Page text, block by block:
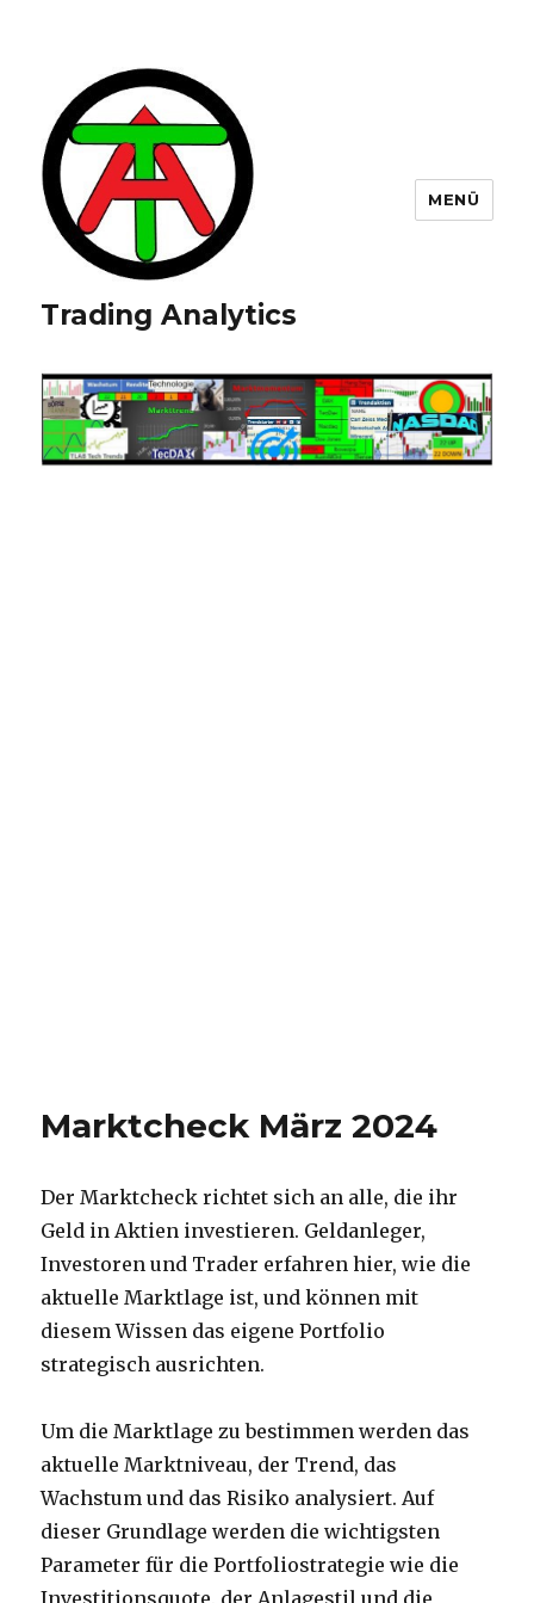
Trading Analytics
MENÜ
Marktcheck März 2024
Der Marktcheck richtet sich an alle, die ihr
Geld in Aktien investieren. Geldanleger,
Investoren und Trader erfahren hier, wie die
aktuelle Marktlage ist, und können mit
diesem Wissen das eigene Portfolio
strategisch ausrichten.
Um die Marktlage zu bestimmen werden das
aktuelle Marktniveau, der Trend, das
Wachstum und das Risiko analysiert. Auf
dieser Grundlage werden die wichtigsten
Parameter für die Portfoliostrategie wie die